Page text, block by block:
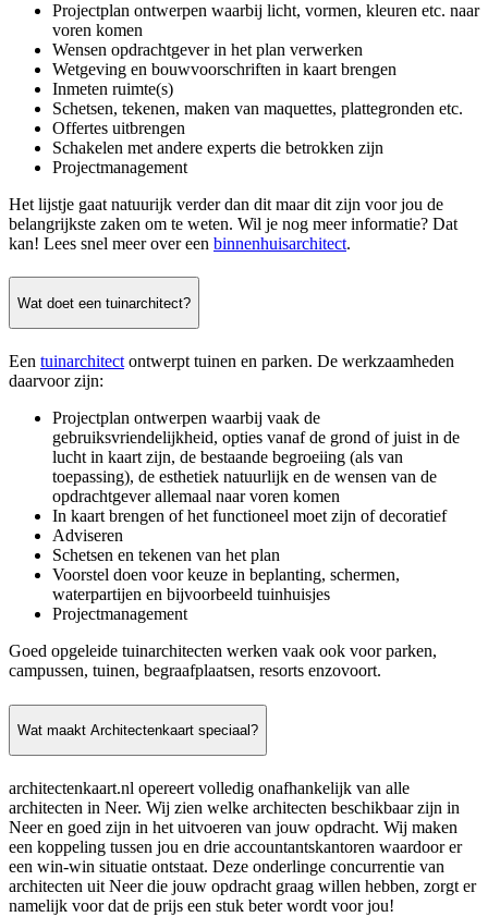
Projectplan ontwerpen waarbij licht, vormen, kleuren etc. naar
voren komen
Wensen opdrachtgever in het plan verwerken
Wetgeving en bouwvoorschriften in kaart brengen
Inmeten ruimte(s)
Schetsen, tekenen, maken van maquettes, plattegronden etc.
Offertes uitbrengen
Schakelen met andere experts die betrokken zijn
Projectmanagement
Het lijstje gaat natuurijk verder dan dit maar dit zijn voor jou de
belangrijkste zaken om te weten. Wil je nog meer informatie? Dat
kan! Lees snel meer over een binnenhuisarchitect.
Wat doet een tuinarchitect?
Een tuinarchitect ontwerpt tuinen en parken. De werkzaamheden
daarvoor zijn:
Projectplan ontwerpen waarbij vaak de
gebruiksvriendelijkheid, opties vanaf de grond of juist in de
lucht in kaart zijn, de bestaande begroeiing (als van
toepassing), de esthetiek natuurlijk en de wensen van de
opdrachtgever allemaal naar voren komen
In kaart brengen of het functioneel moet zijn of decoratief
Adviseren
Schetsen en tekenen van het plan
Voorstel doen voor keuze in beplanting, schermen,
waterpartijen en bijvoorbeeld tuinhuisjes
Projectmanagement
Goed opgeleide tuinarchitecten werken vaak ook voor parken,
campussen, tuinen, begraafplaatsen, resorts enzovoort.
Wat maakt Architectenkaart speciaal?
architectenkaart.nl opereert volledig onafhankelijk van alle
architecten in Neer. Wij zien welke architecten beschikbaar zijn in
Neer en goed zijn in het uitvoeren van jouw opdracht. Wij maken
een koppeling tussen jou en drie accountantskantoren waardoor er
een win-win situatie ontstaat. Deze onderlinge concurrentie van
architecten uit Neer die jouw opdracht graag willen hebben, zorgt er
namelijk voor dat de prijs een stuk beter wordt voor jou!